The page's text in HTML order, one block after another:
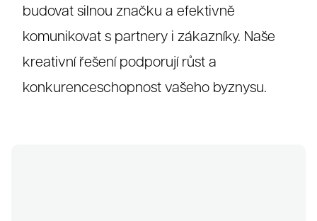
budovat silnou značku a efektivně
komunikovat s partnery i zákazníky. Naše
kreativní řešení podporují růst a
konkurenceschopnost vašeho byznysu.